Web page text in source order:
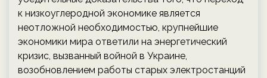
к низкоуглеродной экономике является
неотложной необходимостью, крупнейшие
экономики мира ответили на энергетический
кризис, вызванный войной в Украине,
возобновлением работы старых электростанций